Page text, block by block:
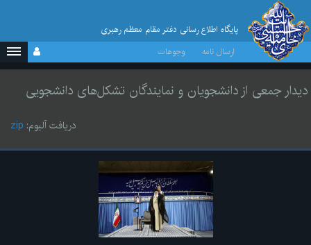
پایگاه اطلاع رسانی دفتر مقام معظم رهبری
ارسال نامه
وجوهات
دیدار جمعی از دانشجویان و نمایندگان تشکل‌های دانشجویی
دریافت آلبوم: zip